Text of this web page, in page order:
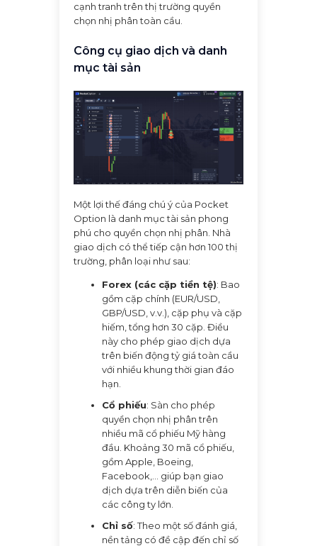
cạnh tranh trên thị trường quyền
chọn nhị phân toàn cầu.
Công cụ giao dịch và danh
mục tài sản
Một lợi thế đáng chú ý của Pocket
Option là danh mục tài sản phong
phú cho quyền chọn nhị phân. Nhà
giao dịch có thể tiếp cận hơn 100 thị
trường, phân loại như sau:
Forex (các cặp tiền tệ): Bao
gồm cặp chính (EUR/USD,
GBP/USD, v.v.), cặp phụ và cặp
hiếm, tổng hơn 30 cặp. Điều
này cho phép giao dịch dựa
trên biến động tỷ giá toàn cầu
với nhiều khung thời gian đáo
hạn.
Cổ phiếu: Sàn cho phép
quyền chọn nhị phân trên
nhiều mã cổ phiếu Mỹ hàng
đầu. Khoảng 30 mã cổ phiếu,
gồm Apple, Boeing,
Facebook,... giúp bạn giao
dịch dựa trên diễn biến của
các công ty lớn.
Chỉ số: Theo một số đánh giá,
nền tảng có đề cập đến chỉ số